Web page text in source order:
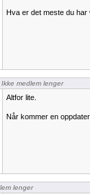
Hva er det meste du har
Ikke medlem lenger
Altfor lite.
Når kommer en
lenger